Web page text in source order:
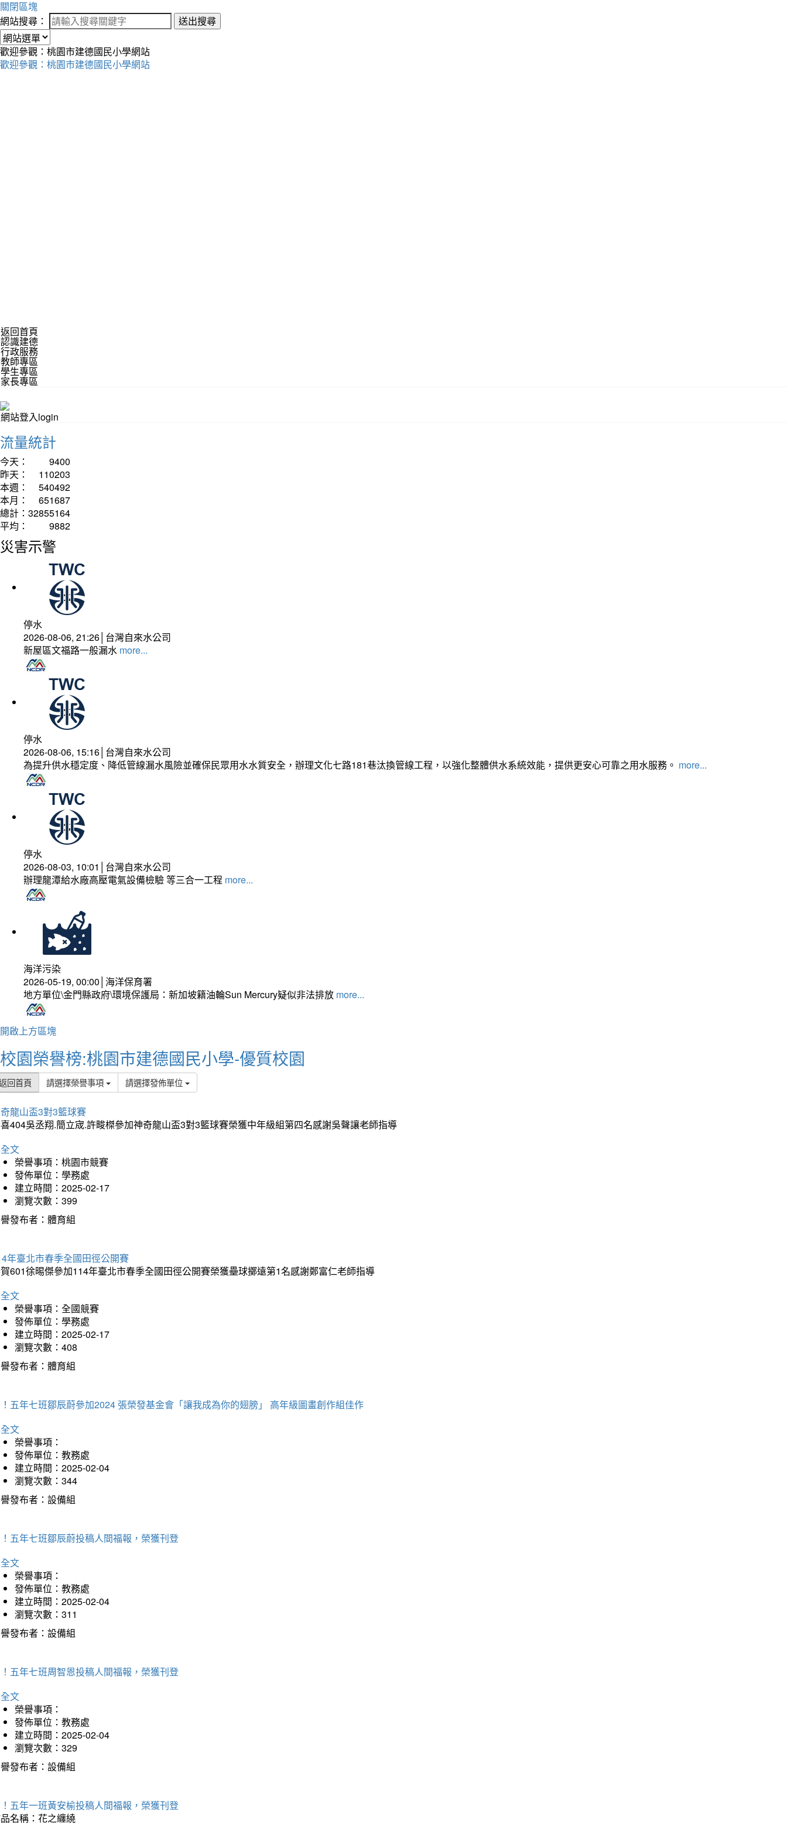
關閉區塊
網站搜尋：
送出搜尋
歡迎參觀：桃園市建德國民小學網站
歡迎參觀：桃園市建德國民小學網站
返回首頁
認識建德
行政服務
教師專區
學生專區
家長專區
網站登入login
流量統計
今天：
9400
昨天：
110203
本週：
540492
本月：
651687
總計： 32855164
平均：
9882
災害示警
停水
2026-08-06, 21:26│台灣自來水公司
新屋區文福路一般漏水 more...
停水
2026-08-06, 15:16│台灣自來水公司
為提升供水穩定度、降低管線漏水風險並確保民眾用水水質安全，辦理文化七路181巷汰換管線工程，以強化整體供水系統效能，提供更安心可靠之用水服務。 more...
停水
2026-08-03, 10:01│台灣自來水公司
辦理龍潭給水廠高壓電氣設備檢驗 等三合一工程 more...
海洋污染
2026-05-19, 00:00│海洋保育署
地方單位\金門縣政府\環境保護局：新加坡籍油輪Sun Mercury疑似非法排放 more...
開啟上方區塊
校園榮譽榜:桃園市建德國民小學-優質校園
回首頁 請選擇榮譽事項 請選擇發佈單位
龍山盃3對3籃球賽
404吳丞翔.簡立宬.許畯榤參加神奇龍山盃3對3籃球賽榮獲中年級組第四名感謝吳聲讓老師指導
文
榮譽事項：桃園市競賽
發佈單位：學務處
建立時間：2025-02-17
瀏覽次數：399
發布者：體育組
年臺北市春季全國田徑公開賽
601徐晹傑參加114年臺北市春季全國田徑公開賽榮獲壘球擲遠第1名感謝鄭富仁老師指導
文
榮譽事項：全國競賽
發佈單位：學務處
建立時間：2025-02-17
瀏覽次數：408
發布者：體育組
五年七班鄒辰蔚參加2024 張榮發基金會「讓我成為你的翅膀」 高年級圖畫創作組佳作
文
榮譽事項：
發佈單位：教務處
建立時間：2025-02-04
瀏覽次數：344
發布者：設備組
五年七班鄒辰蔚投稿人間福報，榮獲刊登
文
榮譽事項：
發佈單位：教務處
建立時間：2025-02-04
瀏覽次數：311
發布者：設備組
五年七班周智恩投稿人間福報，榮獲刊登
文
榮譽事項：
發佈單位：教務處
建立時間：2025-02-04
瀏覽次數：329
發布者：設備組
五年一班黃安榆投稿人間福報，榮獲刊登
名稱：花之纏繞